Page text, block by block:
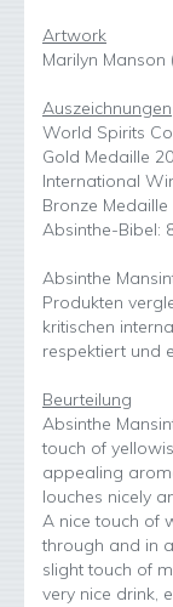
Artwork
Marilyn
Auszeichnungen
World Spirits
Gold Medaille
International
Bronze Medaille
Absinthe-Bibel:
Absinthe
Produkten
kritischen
respektiert und
Beurteilung
Absinthe
touch of
appealing
louches nicely
A nice touch of
through and in
slight touch of
very nice drink,